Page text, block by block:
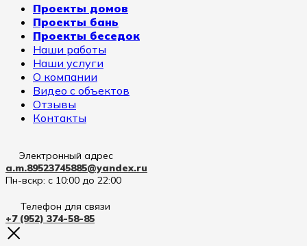
Проекты домов
Проекты бань
Проекты беседок
Наши работы
Наши услуги
О компании
Видео с объектов
Отзывы
Контакты
Электронный адрес
a.m.89523745885@yandex.ru
Пн-вскр: с 10:00 до 22:00
Телефон для связи
+7 (952) 374-58-85